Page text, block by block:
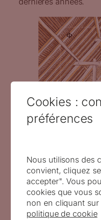
Cookies :
préférences
Nous utilisons des
convient, cliquez
accepter". Vous
cookies que vous
non en cliquant sur
politique de cookie